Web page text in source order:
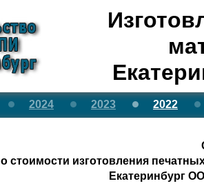
2024 2023 2022
о стоимости изготовления
Екатеринбург